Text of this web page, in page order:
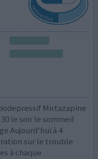
Mirtazapine
le soir le sommeil
Aujourd'hui à 4
sur le trouble
à chaque